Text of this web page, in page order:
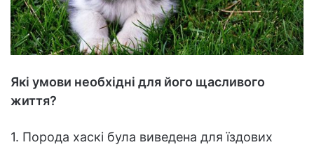
Які умови необхідні для його щасливого
життя?
1. Порода хаскі була виведена для їздових